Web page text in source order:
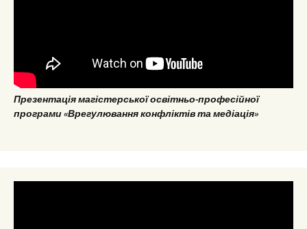
Презентація магістерської освітньо-професійної
програми «Врегулювання конфліктів та медіація»